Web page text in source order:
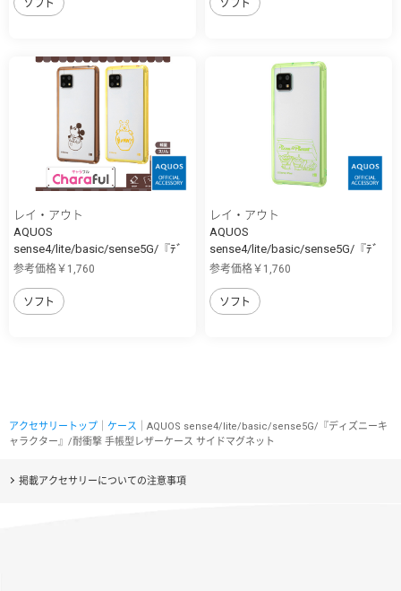
ソフト ソフト
レイ・アウト
AQUOS
sense4/lite/basic/sense5G/『ﾃﾞ
ｨ...
参考価格￥1,760
ソフト
レイ・アウト
AQUOS
sense4/lite/basic/sense5G/『ﾃﾞ
ｨ...
参考価格￥1,760
ソフト
アクセサリートップ ケース ｜AQUOS sense4/lite/basic/sense5G/『ディズニーキ
ャラクター』/耐衝撃 手帳型レザーケース サイドマグネット
掲載アクセサリーについての注意事項